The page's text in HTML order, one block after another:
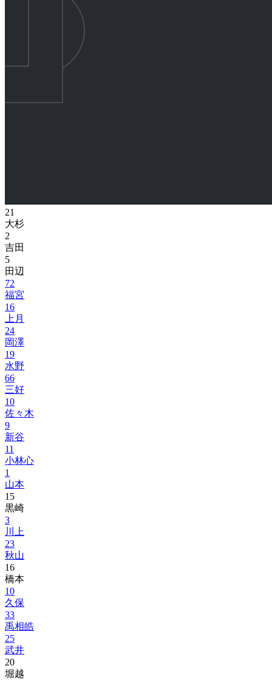
21
大杉
2
吉田
5
田辺
72
福宮
16
上月
24
岡澤
19
水野
66
三好
10
佐々木
9
新谷
11
小林心
1
山本
15
黒崎
3
川上
23
秋山
16
橋本
10
久保
33
禹相皓
25
武井
20
堀越